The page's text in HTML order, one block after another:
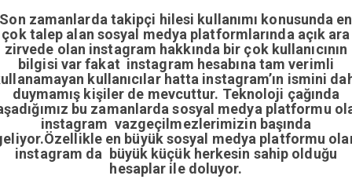
Son zamanlarda takipçi hilesi kullanımı konusunda en
çok talep alan sosyal medya platformlarında açık ara
zirvede olan instagram hakkında bir çok kullanıcının
bilgisi var fakat instagram hesabına tam verimli
kullanıcılar hatta instagram’ın ismini
duymamış kişiler de mevcuttur. Teknoloji çağında
bu zamanlarda sosyal medya platformu
instagram vazgeçilmezlerimizin başında
en büyük sosyal medya platformu
instagram da büyük küçük herkesin sahip olduğu
hesaplar ile doluyor.